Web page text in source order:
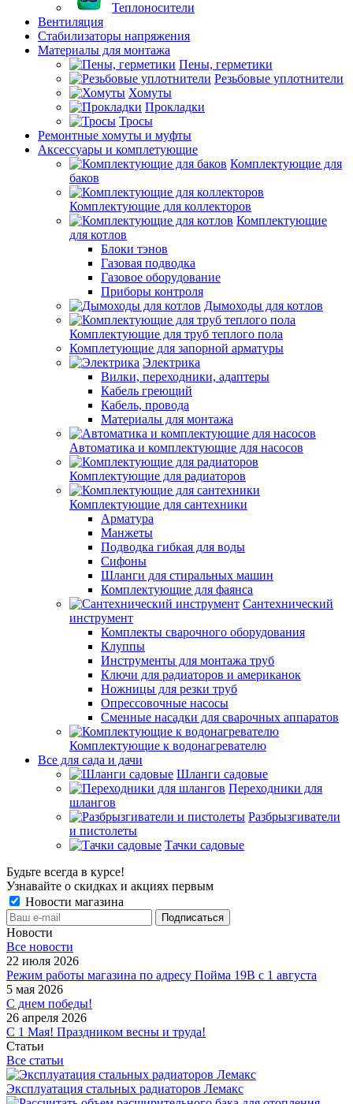
Теплоносители
Вентиляция
Стабилизаторы напряжения
Материалы для монтажа
Пены, герметики
Резьбовые уплотнители
Хомуты
Прокладки
Тросы
Ремонтные хомуты и муфты
Аксессуары и комплетующие
Комплектующие для
баков
Комплектующие для коллекторов
Комплектующие
для котлов
Блоки тэнов
Газовая подводка
Газовое оборудование
Приборы контроля
Дымоходы для котлов
Комплектующие для труб теплого пола
Комплетующие для запорной арматуры
Электрика
Вилки, переходники, адаптеры
Кабель греющий
Кабель, провода
Материалы для монтажа
Автоматика и комплектующие для насосов
Комплектующие для радиаторов
Комплектующие для сантехники
Арматура
Манжеты
Подводка гибкая для воды
Сифоны
Шланги для стиральных машин
Комплектующие для фаянса
Сантехнический
инструмент
Комплекты сварочного оборудования
Клуппы
Инструменты для монтажа труб
Ключи для радиаторов и американок
Ножницы для резки труб
Опрессовочные насосы
Сменные насадки для сварочных аппаратов
Комплектующие к водонагревателю
Все для сада и дачи
Шланги садовые
Переходники для
шлангов
Разбрызгиватели
и пистолеты
Тачки садовые
Будьте всегда в курсе!
Узнавайте о скидках и акциях первым
Новости магазина
Новости
Все новости
22 июля 2026
Режим работы магазина по адресу Пойма 19В с 1 августа
5 мая 2026
С днем победы!
26 апреля 2026
С 1 Мая! Праздником весны и труда!
Статьи
Все статьи
Эксплуатация стальных радиаторов Лемакс